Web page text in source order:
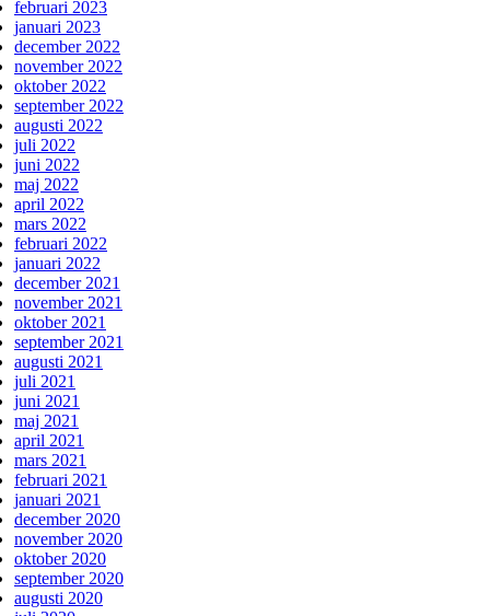
februari 2023
januari 2023
december 2022
november 2022
oktober 2022
september 2022
augusti 2022
juli 2022
juni 2022
maj 2022
april 2022
mars 2022
februari 2022
januari 2022
december 2021
november 2021
oktober 2021
september 2021
augusti 2021
juli 2021
juni 2021
maj 2021
april 2021
mars 2021
februari 2021
januari 2021
december 2020
november 2020
oktober 2020
september 2020
augusti 2020